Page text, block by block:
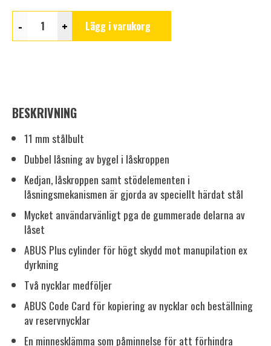
- + Lägg i varukorg
BESKRIVNING
11 mm stålbult
Dubbel låsning av bygel i låskroppen
Kedjan, låskroppen samt stödelementen i
låsningsmekanismen är gjorda av speciellt härdat stål
Mycket användarvänligt pga de gummerade delarna av
låset
ABUS Plus cylinder för högt skydd mot manupilation ex
dyrkning
Två nycklar medföljer
ABUS Code Card för kopiering av nycklar och beställning
av reservnycklar
En minnesklämma som påminnelse för att förhindra